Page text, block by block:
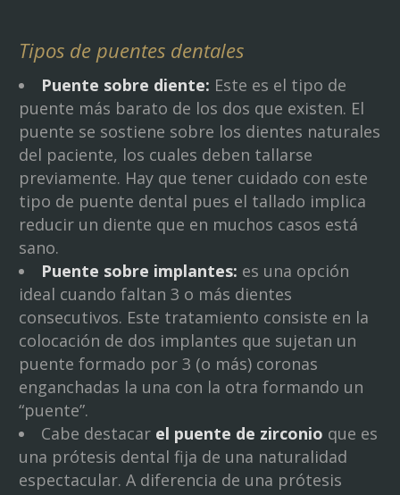
Tipos de puentes dentales
Puente sobre diente: Este es el tipo de
puente más barato de los dos que existen. El
puente se sostiene sobre los dientes naturales
del paciente, los cuales deben tallarse
previamente. Hay que tener cuidado con este
tipo de puente dental pues el tallado implica
reducir un diente que en muchos casos está
sano.
Puente sobre implantes: es una opción
ideal cuando faltan 3 o más dientes
consecutivos. Este tratamiento consiste en la
colocación de dos implantes que sujetan un
puente formado por 3 (o más) coronas
enganchadas la una con la otra formando un
“puente”.
Cabe destacar el puente de zirconio que es
una prótesis dental fija de una naturalidad
espectacular. A diferencia de una prótesis